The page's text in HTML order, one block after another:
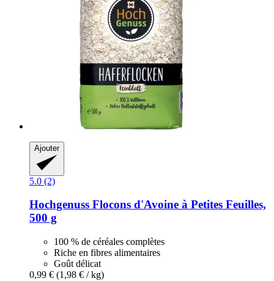
Ajouter
5.0 (2)
Hochgenuss Flocons d'Avoine à Petites Feuilles,
500 g
100 % de céréales complètes
Riche en fibres alimentaires
Goût délicat
0,99 € (1,98 € / kg)